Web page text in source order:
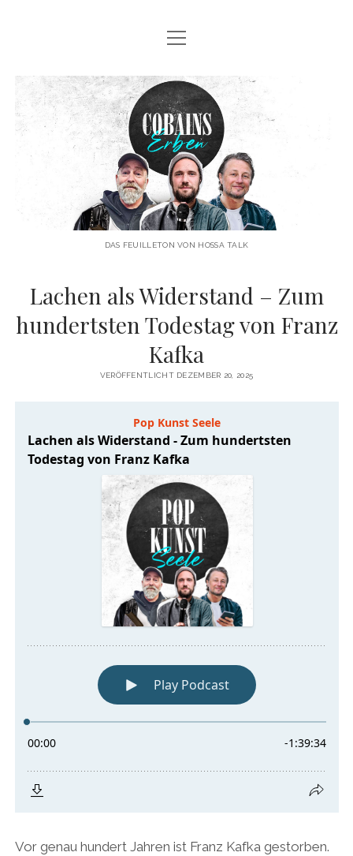
POP KUNST SEELE
GALERIE COBAINS ERBEN
IMPRESSUM & DATENSCHUTZ
Menü
öffnen
Cobains
Erben
DAS FEUILLETON VON HOSSA TALK
Lachen als Widerstand – Zum
hundertsten Todestag von Franz
Kafka
VERÖFFENTLICHT DEZEMBER 20, 2025
Vor genau hundert Jahren ist Franz Kafka gestorben.